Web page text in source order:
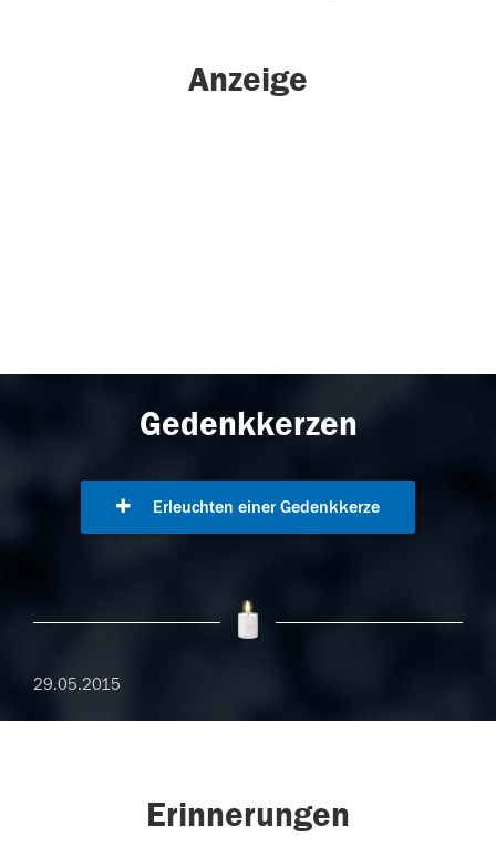
Anzeige
Gedenkkerzen
Erleuchten einer Gedenkkerze
29.05.2015
Erinnerungen